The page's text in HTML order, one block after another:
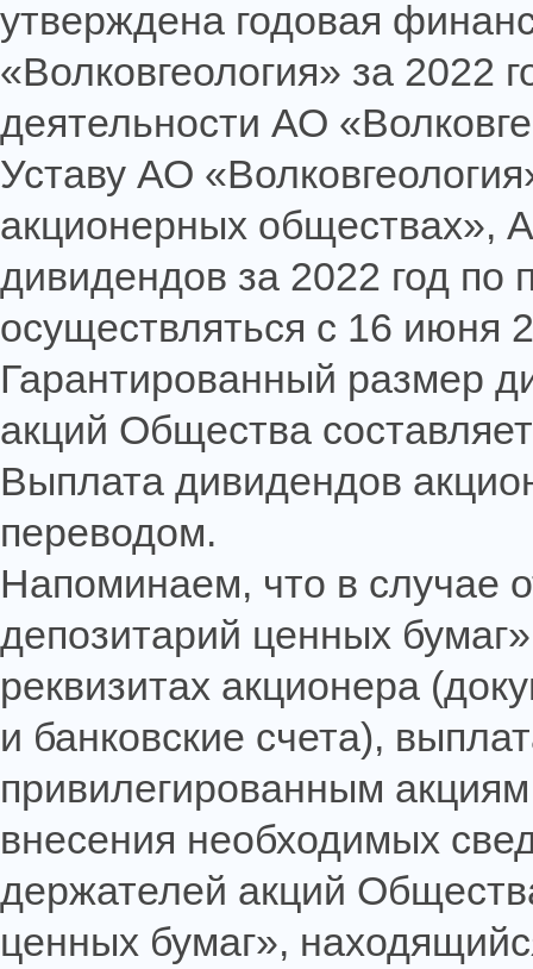
утверждена годовая
«Волковгеология» за 2022
деятельности АО
Уставу АО
акционерных обществах»,
дивидендов за 2022 год по
осуществляться с 16 июня
Гарантированный размер
акций Общества
Выплата дивидендов
переводом.
Напоминаем, что в случае
депозитарий ценных
реквизитах акционера
и банковские счета),
привилегированным
внесения необходимых
держателей акций
ценных бумаг»,